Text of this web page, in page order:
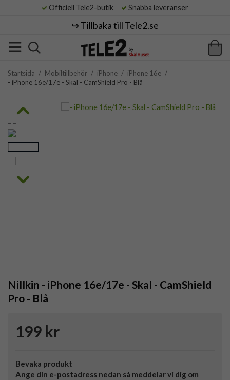
Officiell Tele2-butik Snabba leveranser
↪️ Tillbaka till Tele2.se
Startsida / Mobiltillbehör / iPhone / iPhone 16e /
- iPhone 16e/17e - Skal - CamShield Pro - Blå
Nillkin - iPhone 16e/17e - Skal - CamShield
Pro - Blå
199 kr
Bevaka produkt
Ange din e-postadress nedan så meddelar vi dig om